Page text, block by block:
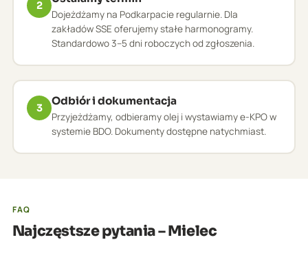
2
Dojeżdżamy na Podkarpacie regularnie. Dla
zakładów SSE oferujemy stałe harmonogramy.
Standardowo 3–5 dni roboczych od zgłoszenia.
3
Odbiór i dokumentacja
Przyjeżdżamy, odbieramy olej i wystawiamy e-KPO w
systemie BDO. Dokumenty dostępne natychmiast.
FAQ
Najczęstsze pytania – Mielec